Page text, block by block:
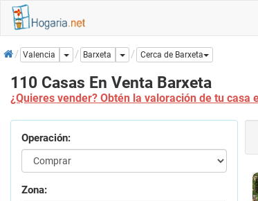
InicioValencia Dropdown
Barxeta Dropdown
Cerca de Barxeta
110 Casas En Venta Barxeta
¿Quieres vender? Obtén la valoración de tu casa
Operación:
Zona: